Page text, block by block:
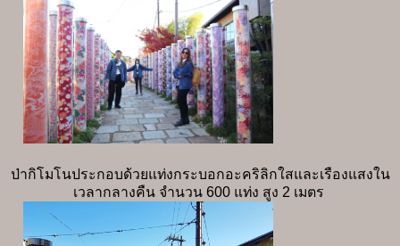
ป่ากิโมโนประกอบด้วยแท่งกระบอกอะคริลิกใสและเรืองแสงใน
เวลากลางคืน จำนวน 600 แท่ง สูง 2 เมตร